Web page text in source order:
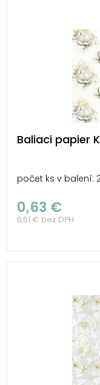
Baliaci papier
počet ks v balení:
0,63 €
0,51 € bez DPH